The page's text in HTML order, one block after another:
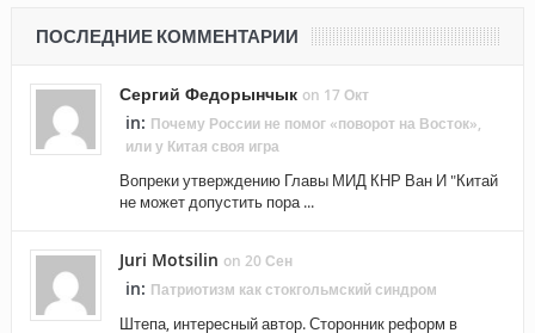
ПОСЛЕДНИЕ КОММЕНТАРИИ
Сергий Федорынчык on 17 Окт
in: Почему России не помог «поворот на Восток»,
или у Китая своя игра
Вопреки утверждению Главы МИД КНР Ван И "Китай
не может допустить пора ...
Juri Motsilin on 20 Сен
in: Патриотизм как стокгольмский синдром
Штепа, интересный автор. Сторонник реформ в